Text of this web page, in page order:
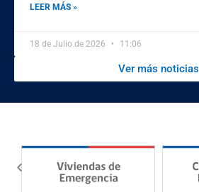
LEER MÁS »
18 de Julio de 2026 11:06
Ver más noticias